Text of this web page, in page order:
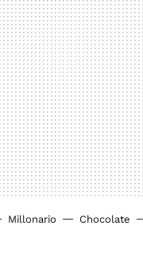
Millonario Chocolate